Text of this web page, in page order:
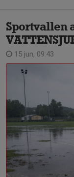
Sportvallen
15 jun, 09:43